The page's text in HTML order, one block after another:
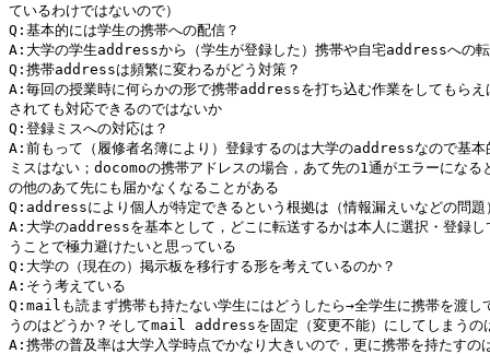
ているわけではないので）
Q:基本的には学生の携帯への配信？
A:大学の学生addressから（学生が登録した）携帯や自宅addressへの
Q:携帯addressは頻繁に変わるがどう対策？
A:毎回の授業時に何らかの形で携帯addressを打ち込む作業をしてもらえ
されても対応できるのではないか
Q:登録ミスへの対応は？
A:前もって（履修者名簿により）登録するのは大学のaddressなので基本
ミスはない；docomoの携帯アドレスの場合，あて先の1通がエラーになる
の他のあて先にも届かなくなることがある
Q:addressにより個人が特定できるという根拠は（情報漏えいなどの問題
A:大学のaddressを基本として，どこに転送するかは本人に選択・登録し
うことで極力避けたいと思っている
Q:大学の（現在の）掲示板を移行する形を考えているのか？
A:そう考えている
Q:mailも読まず携帯も持たない学生にはどうしたら→全学生に携帯を渡し
うのはどうか？そしてmail addressを固定（変更不能）にしてしまうの
A:携帯の普及率は大学入学時点でかなり大きいので，更に携帯を持たすの